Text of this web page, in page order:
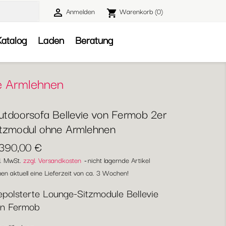
 Anmelden shopping_cart Warenkorb(0)
Laden Beratung
Bellevie von Fermob 2er
ohne Armlehnen
€
MwSt. zzgl. Versandkosten nicht lagernde Artikel
aktuell eine Lieferzeit von ca. 3 Wochen!
Lounge-Sitzmodule Bellevie
Fermob